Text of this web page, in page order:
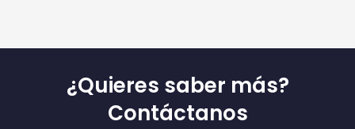
¿Quieres saber más?
Contáctanos